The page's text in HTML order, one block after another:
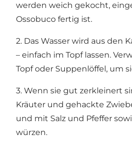
werden weich gekocht,
Ossobuco fertig ist.
2. Das Wasser wird aus den
– einfach im Topf lassen.
Topf oder Suppenlöffel, um
3. Wenn sie gut zerkleinert
Kräuter und gehackte
und mit Salz und Pfeffer
würzen.